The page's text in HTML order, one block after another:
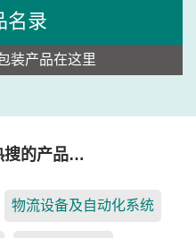
名录
装产品在这里
搜的产品…
物流设备及自动化系统